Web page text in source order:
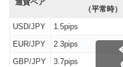
通貨ペア
（平常時）
USD/JPY
1.5pips
EUR/JPY
2.3pips
GBP/JPY
3.7pips